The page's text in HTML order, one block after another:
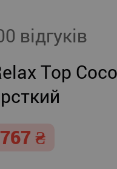
відгуків
Top